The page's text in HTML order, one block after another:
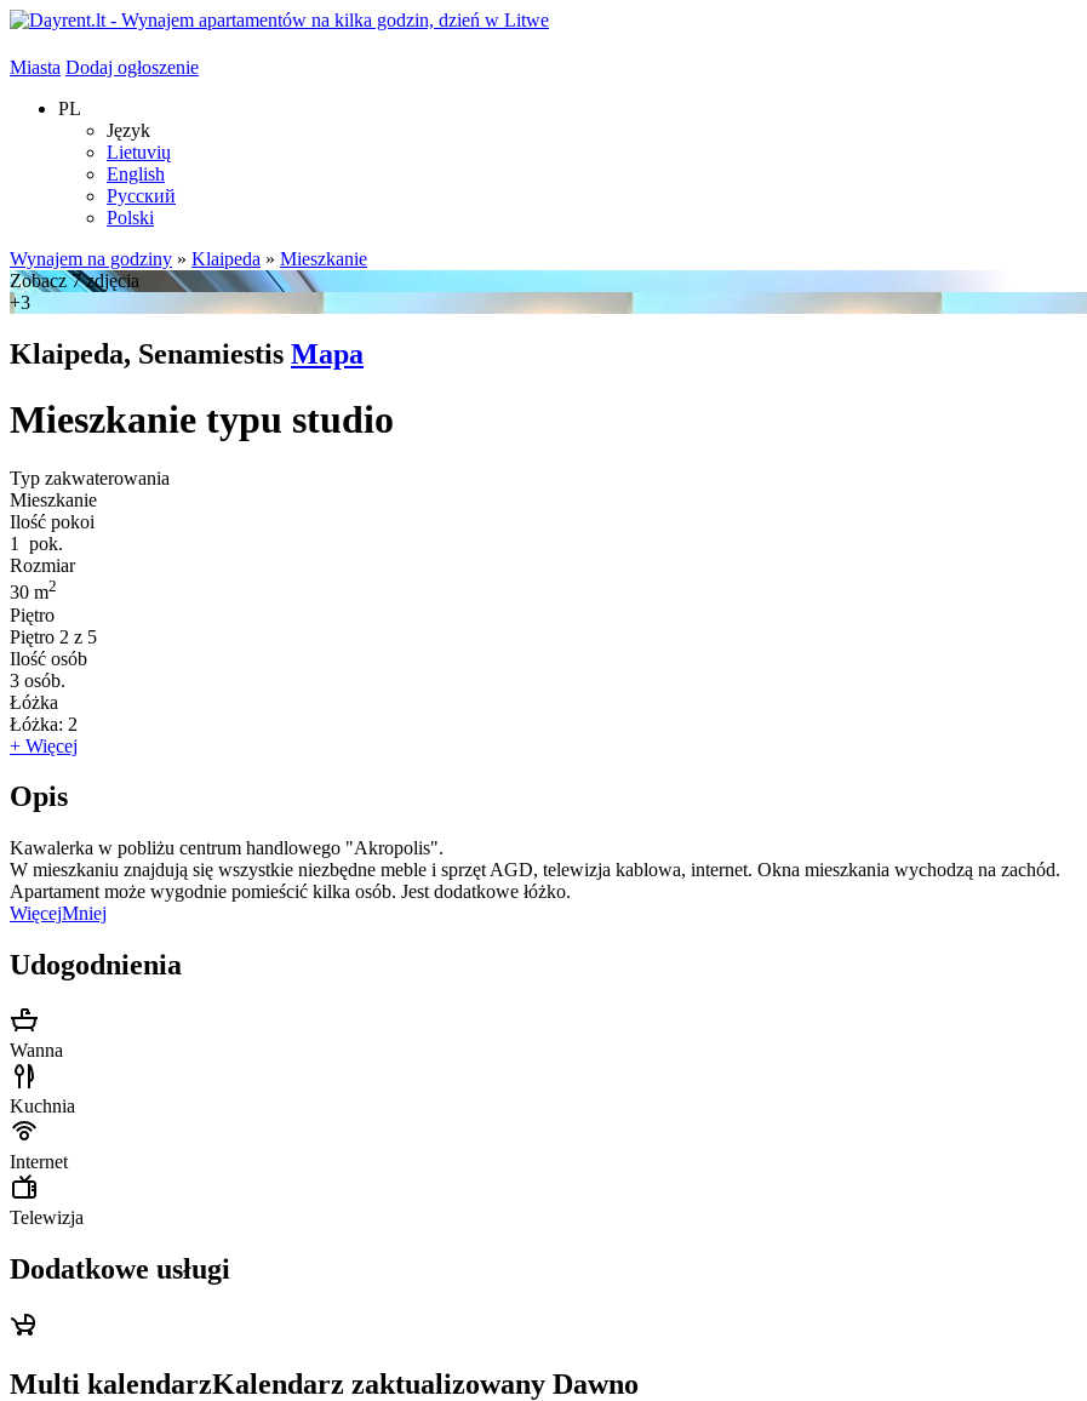
Miasta Dodaj ogłoszenie
PL
Język
Lietuvių
English
Русский
Polski
Wynajem na godziny » Klaipeda » Mieszkanie
Zobacz 7 zdjęcia
+3
Klaipeda, Senamiestis Mapa
Mieszkanie typu studio
Typ zakwaterowania
Mieszkanie
Ilość pokoi
1
pok.
Rozmiar
30 m2
Piętro
Piętro 2 z 5
Ilość osób
3 osób.
Łóżka
Łóżka: 2
+ Więcej
Opis
Kawalerka w pobliżu centrum handlowego "Akropolis".
W mieszkaniu znajdują się wszystkie niezbędne meble i sprzęt AGD, telewizja kablowa, internet. Okna mieszkania wychodzą na zachód.
Apartament może wygodnie pomieścić kilka osób. Jest dodatkowe łóżko.
WięcejMniej
Udogodnienia
Wanna
Kuchnia
Internet
Telewizja
Dodatkowe usługi
Multi kalendarzKalendarz zaktualizowany Dawno